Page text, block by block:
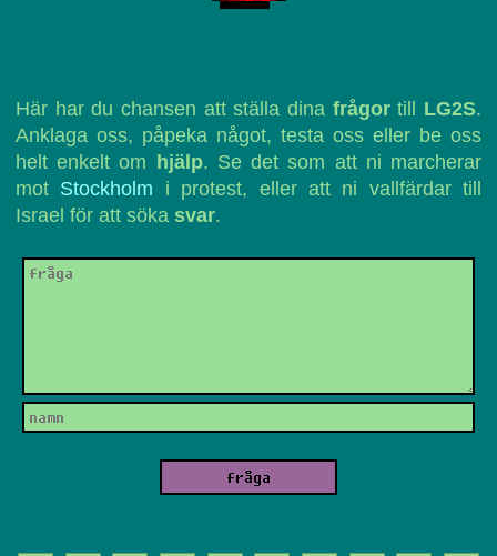
Här har du chansen att ställa dina frågortill LG2S.
Anklaga oss, påpeka något, testa oss eller be oss
helt enkelt om
hjälp. Se det som att ni marcherar
mot Stockholm i protest, eller att ni vallfärdar till
Israel för att söka svar.